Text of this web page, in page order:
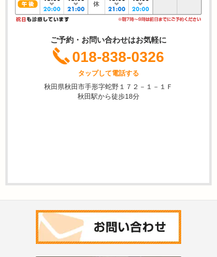
ご予約・お問い合わせはお気軽に
018-838-0326
タップして電話する
秋田県秋田市手形字蛇野１７２－１－１Ｆ
秋田駅から徒歩18分